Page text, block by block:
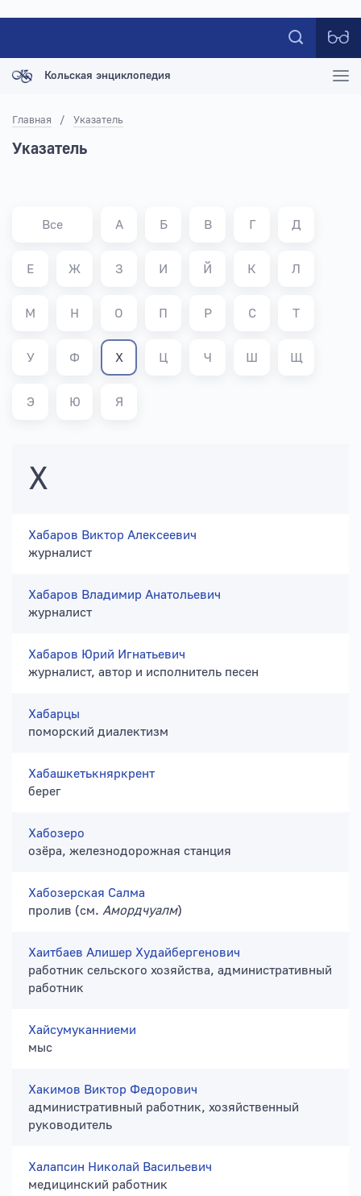
Кольская энциклопедия
Главная / Указатель
Указатель
Все А Б В Г Д
Е Ж З И Й К Л
М Н О П Р С Т
У Ф Х Ц Ч Ш Щ
Э Ю Я
Х
Хабаров Виктор Алексеевич
журналист
Хабаров Владимир Анатольевич
журналист
Хабаров Юрий Игнатьевич
журналист, автор и исполнитель песен
Хабарцы
поморский диалектизм
Хабашкетькняркрент
берег
Хабозеро
озёра, железнодорожная станция
Хабозерская Салма
пролив (см. Амордчуалм)
Хаитбаев Алишер Худайбергенович
работник сельского хозяйства, административный
работник
Хайсумуканниеми
мыс
Хакимов Виктор Федорович
административный работник, хозяйственный
руководитель
Халапсин Николай Васильевич
медицинский работник